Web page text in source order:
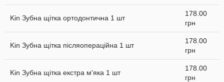
Kin Зубна щітка ортодонтична 1 шт
178.00
грн
Kin Зубна щітка післяопераційна 1 шт
178.00
грн
Kin Зубна щітка екстра м'яка 1 шт
178.00
грн